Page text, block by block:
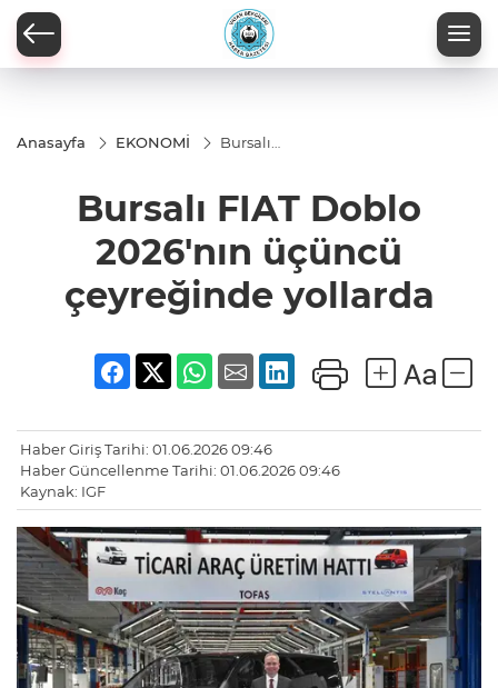
Anasayfa EKONOMİ
Bursalı
üçüncü
çeyreğinde
Bursalı FIAT Doblo
2026'nın üçüncü
çeyreğinde yollarda
Haber Giriş Tarihi: 01.06.2026 09:46
Haber Güncellenme Tarihi: 01.06.2026 09:46
Kaynak: IGF